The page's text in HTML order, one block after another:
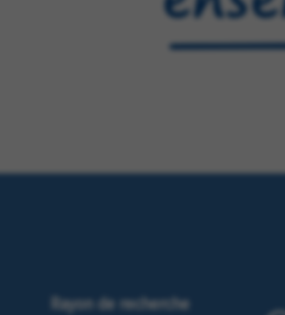
Rayon de recherche